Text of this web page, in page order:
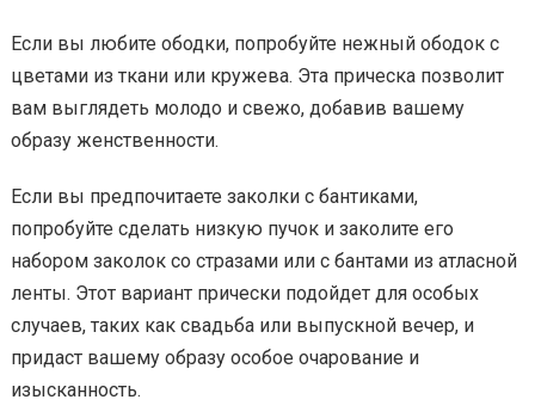
Если вы любите ободки, попробуйте нежный ободок с
цветами из ткани или кружева. Эта прическа позволит
вам выглядеть молодо и свежо, добавив вашему
образу женственности.
Если вы предпочитаете заколки с бантиками,
попробуйте сделать низкую пучок и заколите его
набором заколок со стразами или с бантами из атласной
ленты. Этот вариант прически подойдет для особых
случаев, таких как свадьба или выпускной вечер, и
придаст вашему образу особое очарование и
изысканность.